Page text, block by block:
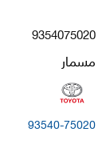
9354075020
مسمار
93540-75020